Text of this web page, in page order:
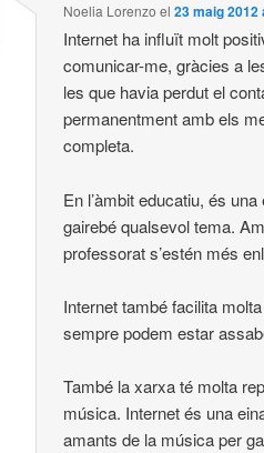
Noelia Lorenzo el23 maig 2012
Internet ha influït molt
comunicar-me, gràcies a
les que havia perdut el
permanentment amb els
completa.
En l’àmbit educatiu, és
gairebé qualsevol tema.
professorat s’estén més
Internet també facilita
sempre podem estar
També la xarxa té molta
música. Internet és una
amants de la música per